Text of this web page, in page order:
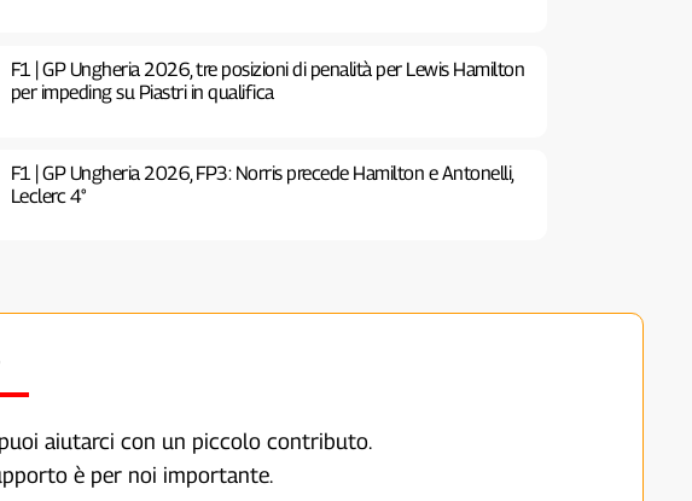
F1 | GP Ungheria 2026, tre posizioni di penalità per Lewis Hamilton
per impeding su Piastri in qualifica
F1 | GP Ungheria 2026, FP3: Norris precede Hamilton e Antonelli,
Leclerc 4°
aiutarci con un piccolo contributo.
è per noi importante.